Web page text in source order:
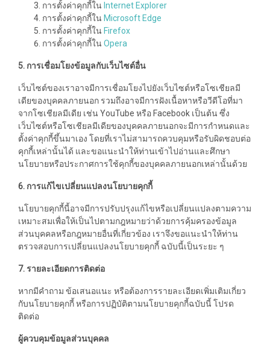
การตั้งค่าคุกกี้ใน Internet Explorer
การตั้งค่าคุกกี้ใน Microsoft Edge
การตั้งค่าคุกกี้ใน Firefox
การตั้งค่าคุกกี้ใน Opera
5. การเชื่อมโยงข้อมูลกับเว็บไซต์อื่น
เว็บไซต์ของเราอาจมีการเชื่อมโยงไปยังเว็บไซต์หรือโซเชียลมี
เดียของบุคคลภายนอก รวมถึงอาจมีการฝังเนื้อหาหรือวีดีโอที่มา
จากโซเชียลมีเดีย เช่น YouTube หรือ Facebook เป็นต้น ซึ่ง
เว็บไซต์หรือโซเชียลมีเดียของบุคคลภายนอกจะมีการกำหนดและ
ตั้งค่าคุกกี้ขึ้นมาเอง โดยที่เราไม่สามารถควบคุมหรือรับผิดชอบต่อ
คุกกี้เหล่านั้นได้ และขอแนะนำให้ท่านเข้าไปอ่านและศึกษา
นโยบายหรือประกาศการใช้คุกกี้ของบุคคลภายนอกเหล่านั้นด้วย
6. การแก้ไขเปลี่ยนแปลงนโยบายคุกกี้
นโยบายคุกกี้นี้อาจมีการปรับปรุงแก้ไขหรือเปลี่ยนแปลงตามความ
เหมาะสมเพื่อให้เป็นไปตามกฎหมายว่าด้วยการคุ้มครองข้อมูล
ส่วนบุคคลหรือกฎหมายอื่นที่เกี่ยวข้อง เราจึงขอแนะนำให้ท่าน
ตรวจสอบการเปลี่ยนแปลงนโยบายคุกกี้ ฉบับนี้เป็นระยะ ๆ
7. รายละเอียดการติดต่อ
หากมีคำถาม ข้อเสนอแนะ หรือต้องการรายละเอียดเพิ่มเติมเกี่ยว
กับนโยบายคุกกี้ หรือการปฏิบัติตามนโยบายคุกกี้ฉบับนี้ โปรด
ติดต่อ
ผู้ควบคุมข้อมูลส่วนบุคคล